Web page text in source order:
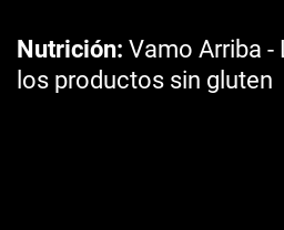
Nutrición Vamo Arriba -
los productos sin gluten